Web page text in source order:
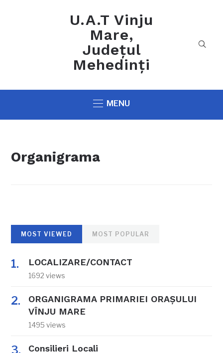
U.A.T Vinju
Mare,
Județul
Mehedinți
MENU
Organigrama
MOST VIEWED MOST POPULAR
LOCALIZARE/CONTACT
1692 views
ORGANIGRAMA PRIMARIEI ORAŞULUI
VÎNJU MARE
1495 views
Consilieri Locali